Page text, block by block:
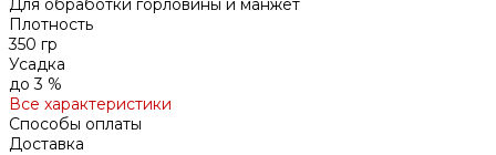
Плотность
350 гр
Усадка
до 3 %
Все характеристики
Способы оплаты
Доставка